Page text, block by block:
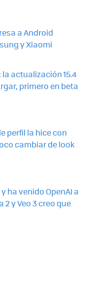
a Android
y Xiaomi
actualización 15.4
primero en beta
perfil la hice con
cambiar de look
ha venido OpenAI a
y Veo 3 creo que